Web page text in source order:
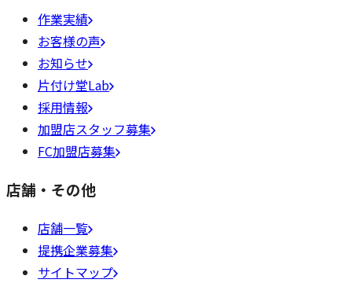
作業実績
お客様の声
お知らせ
片付け堂Lab
採用情報
加盟店スタッフ募集
FC加盟店募集
店舗・その他
店舗一覧
提携企業募集
サイトマップ